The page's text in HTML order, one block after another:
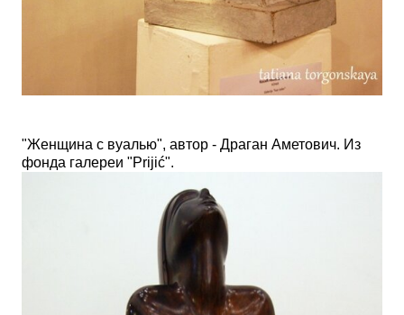
"Женщина с вуалью", автор - Драган Аметович. Из
фонда галереи "Prijić".